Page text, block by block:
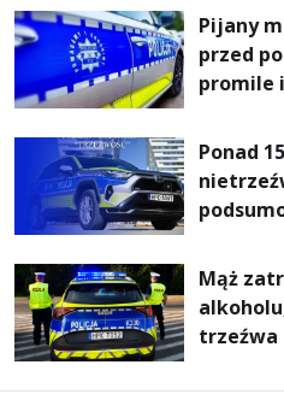
Pijany
przed
promile
Ponad
Mąż
trzeźwa